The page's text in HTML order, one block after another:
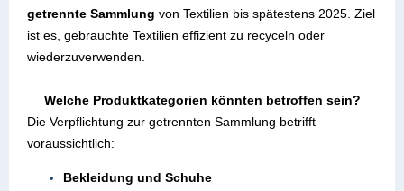
getrennte Sammlung von Textilien bis spätestens 2025. Ziel
ist es, gebrauchte Textilien effizient zu recyceln oder
wiederzuverwenden.
Welche Produktkategorien könnten betroffen sein?
Die Verpflichtung zur getrennten Sammlung betrifft
voraussichtlich:
Bekleidung und Schuhe